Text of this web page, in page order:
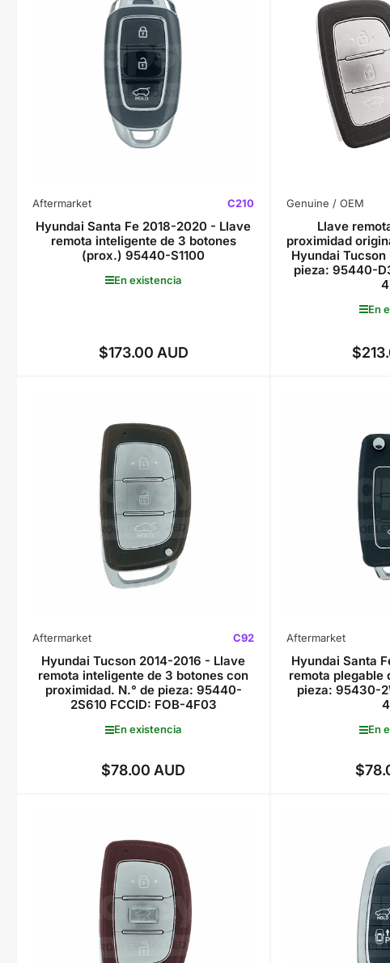
Aftermarket C210
Hyundai Santa Fe 2018-2020 - Llave
remota inteligente de 3 botones
(prox.) 95440-S1100
En existencia
Precio
$173.00 AUD
Genuine / OEM
Llave
proximidad
Hyundai Tucson
pieza: 95440-
En
Aftermarket C92
Hyundai Tucson 2014-2016 - Llave
remota inteligente de 3 botones con
proximidad. N.° de pieza: 95440-
2S610 FCCID: FOB-4F03
En existencia
Precio
$78.00 AUD
Aftermarket
Hyundai Santa
remota plegable
pieza: 95430-
En